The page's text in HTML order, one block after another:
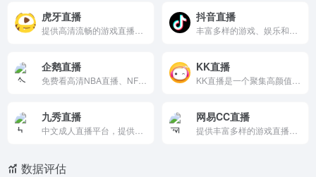
虎牙直播 抖音直播
企鹅直播 KK直播
九秀直播 网易CC直播
数据评估